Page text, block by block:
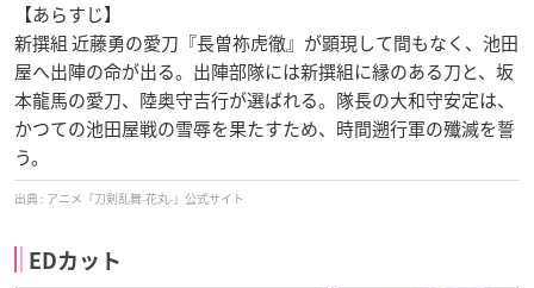
【あらすじ】
新撰組 近藤勇の愛刀『長曽祢虎徹』が顕現して間もなく、池田
屋へ出陣の命が出る。出陣部隊には新撰組に縁のある刀と、坂
本龍馬の愛刀、陸奥守吉行が選ばれる。隊長の大和守安定は、
かつての池田屋戦の雪辱を果たすため、時間遡行軍の殲滅を誓
う。
アニメ『刀剣乱舞-花丸-』公式サイト
EDカット